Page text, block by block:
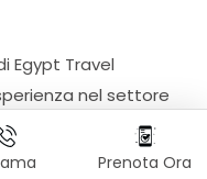
Egypt Travel
nel settore
per un viaggio
ogni tuaPrenota Ora